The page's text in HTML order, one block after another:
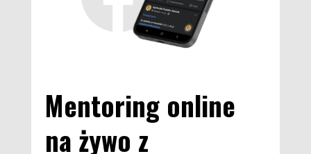
Mentoring online
na żywo z